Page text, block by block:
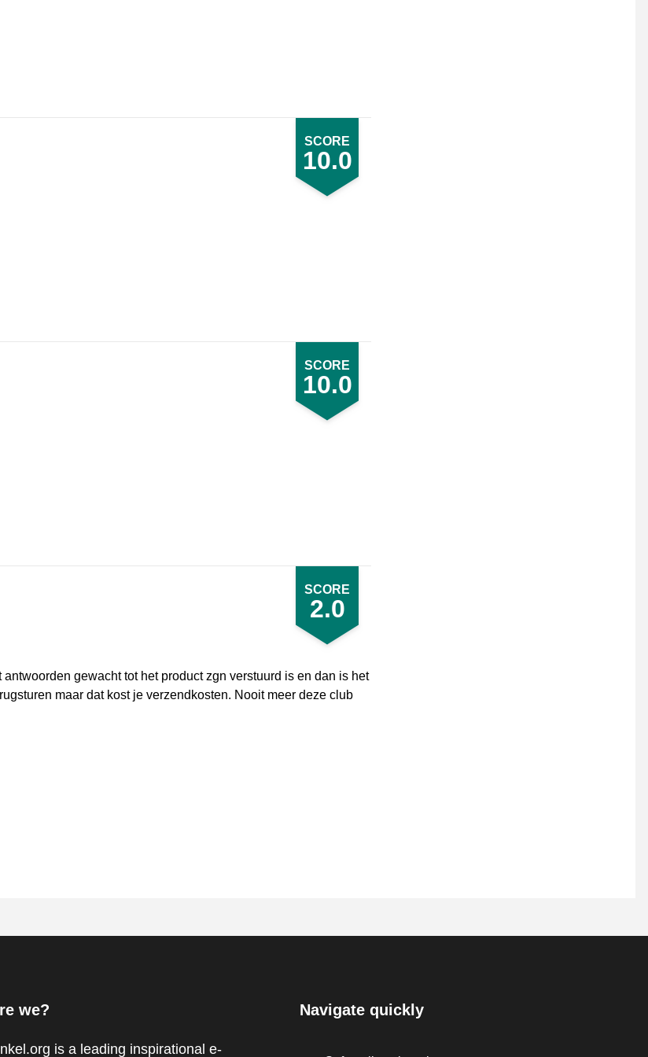
SCORE
10.0
SCORE
10.0
SCORE
2.0
gewacht tot het product zgn verstuurd is en dan is het
maar dat kost je verzendkosten. Nooit meer deze club
we?
is a leading inspirational e-
Navigate quickly